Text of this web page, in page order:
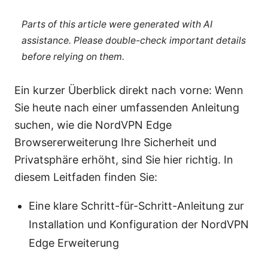
Parts of this article were generated with AI
assistance. Please double-check important details
before relying on them.
Ein kurzer Überblick direkt nach vorne: Wenn
Sie heute nach einer umfassenden Anleitung
suchen, wie die NordVPN Edge
Browsererweiterung Ihre Sicherheit und
Privatsphäre erhöht, sind Sie hier richtig. In
diesem Leitfaden finden Sie:
Eine klare Schritt-für-Schritt-Anleitung zur
Installation und Konfiguration der NordVPN
Edge Erweiterung